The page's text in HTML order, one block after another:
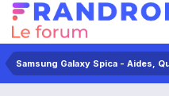
Samsung Galaxy Spica - Aides,